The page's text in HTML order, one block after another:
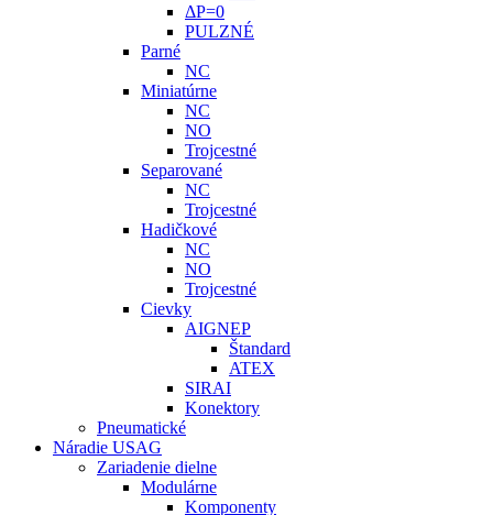
ΔP=0
PULZNÉ
Parné
NC
Miniatúrne
NC
NO
Trojcestné
Separované
NC
Trojcestné
Hadičkové
NC
NO
Trojcestné
Cievky
AIGNEP
Štandard
ATEX
SIRAI
Konektory
Pneumatické
Náradie USAG
Zariadenie dielne
Modulárne
Komponenty